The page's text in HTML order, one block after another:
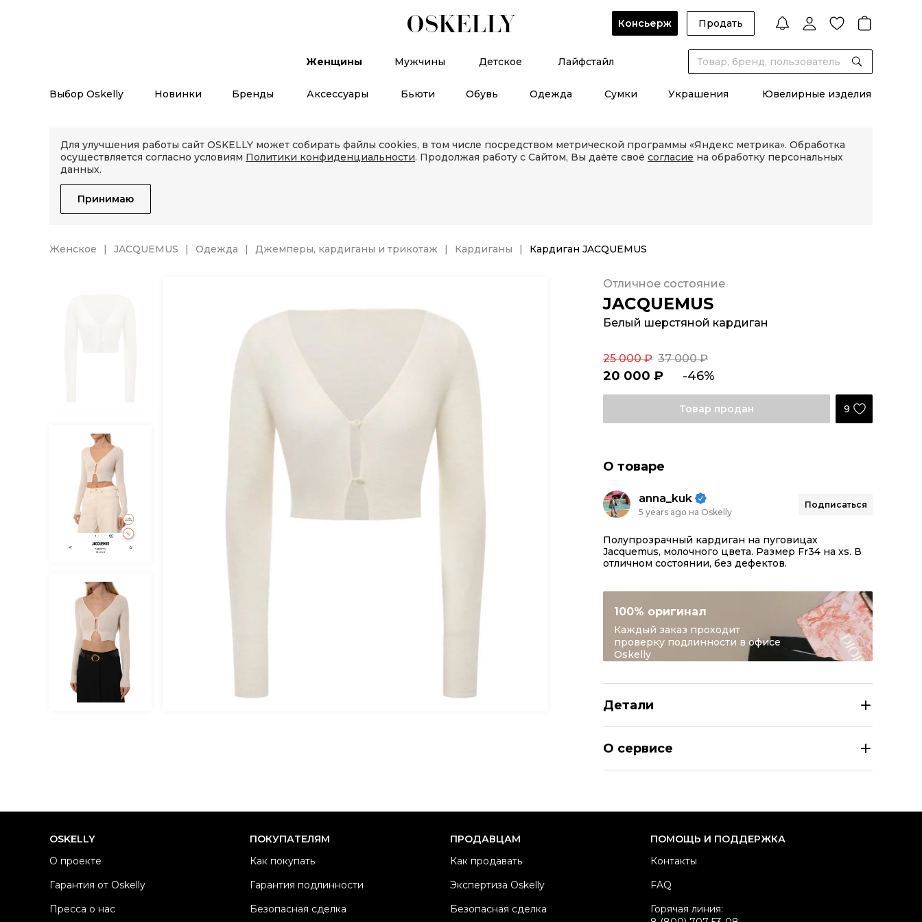
Консьерж Продать
Женщины Мужчины Детское Лайфстайл
Выбор Oskelly Новинки Бренды Аксессуары Бьюти Обувь Одежда Сумки Украшения Ювелирные изделия
Для улучшения работы сайт OSKELLY может собирать файлы cookies, в том числе посредством метрической программы «Яндекс метрика». Обработка
осуществляется согласно условиям Политики конфиденциальности. Продолжая работу с Сайтом, Вы даёте своё согласие на обработку персональных
данных.
Принимаю
Женское JACQUEMUS Одежда Джемперы, кардиганы и трикотаж Кардиганы Кардиган JACQUEMUS
JACQUEMUS
Белый шерстяной кардиган
Отличное состояние
20 000 ₽ -46%
25 000 ₽ 37 000 ₽
Товар продан 9
О товаре
anna_kuk
5 years ago на Oskelly
Подписаться
Полупрозрачный кардиган на пуговицах
Jacquemus, молочного цвета. Размер Fr34 на xs. В
отличном состоянии, без дефектов.
100% оригинал
Каждый заказ проходит
проверку подлинности в офисе
Oskelly
Детали
Продавец
Oskelly ID
О сервисе
OSKELLY
О проекте
Гарантия от Oskelly
Пресса о нас
ПОКУПАТЕЛЯМ
Как покупать
Гарантия подлинности
Безопасная сделка
ПРОДАВЦАМ
Как продавать
Экспертиза Oskelly
Безопасная сделка
ПОМОЩЬ И ПОДДЕРЖКА
Контакты
FAQ
Горячая линия: